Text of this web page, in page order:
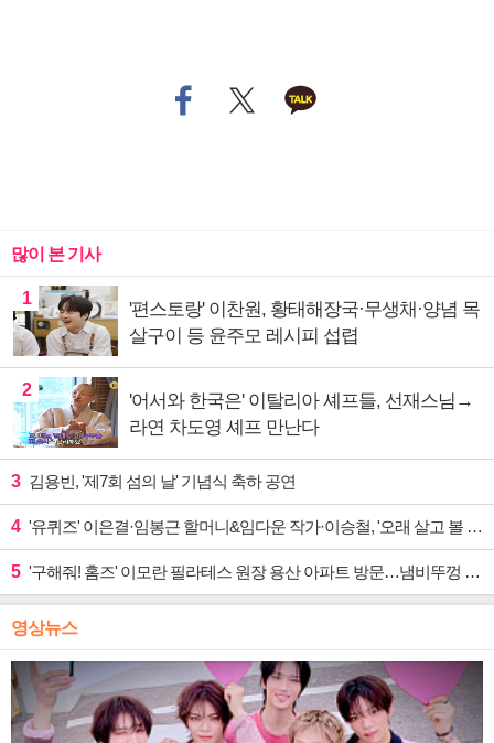
많이 본 기사
1
'편스토랑' 이찬원, 황태해장국·무생채·양념 목
살구이 등 윤주모 레시피 섭렵
2
'어서와 한국은' 이탈리아 셰프들, 선재스님→
라연 차도영 셰프 만난다
3 김용빈, '제7회 섬의 날' 기념식 축하 공연
4 '유퀴즈' 이은결·임봉근 할머니&임다운 작가·이승철, '오래 살고 볼 일' 특집 출격
5 '구해줘! 홈즈' 이모란 필라테스 원장 용산 아파트 방문…냄비뚜껑 운동법 소개
영상뉴스